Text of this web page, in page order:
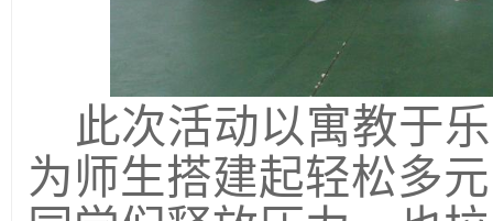
此次活动以寓教于
为师生搭建起轻松多